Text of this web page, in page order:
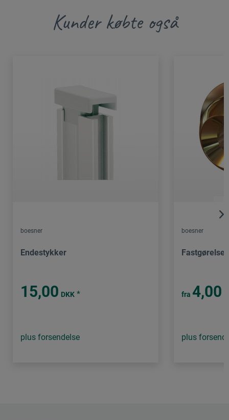
Kunder købte også
boesner
Endestykker
15,00 DKK *
plus forsendelse
boesner
fra 4,00
plus